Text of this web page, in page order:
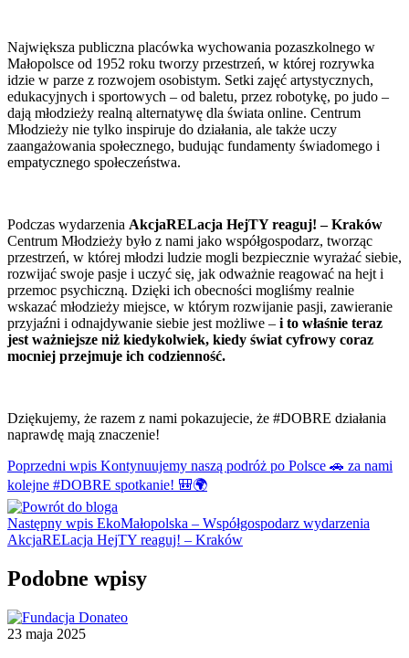
Największa publiczna placówka wychowania pozaszkolnego w
Małopolsce od 1952 roku tworzy przestrzeń, w której rozrywka
idzie w parze z rozwojem osobistym. Setki zajęć artystycznych,
edukacyjnych i sportowych – od baletu, przez robotykę, po judo –
dają młodzieży realną alternatywę dla świata online. Centrum
Młodzieży nie tylko inspiruje do działania, ale także uczy
zaangażowania społecznego, budując fundamenty świadomego i
empatycznego społeczeństwa.
Podczas wydarzenia AkcjaRELacja HejTY reaguj! – Kraków
Centrum Młodzieży było z nami jako współgospodarz, tworząc
przestrzeń, w której młodzi ludzie mogli bezpiecznie wyrażać siebie,
rozwijać swoje pasje i uczyć się, jak odważnie reagować na hejt i
przemoc psychiczną. Dzięki ich obecności mogliśmy realnie
wskazać młodzieży miejsce, w którym rozwijanie pasji, zawieranie
przyjaźni i odnajdywanie siebie jest możliwe – i to właśnie teraz
jest ważniejsze niż kiedykolwiek, kiedy świat cyfrowy coraz
mocniej przejmuje ich codzienność.
Dziękujemy, że razem z nami pokazujecie, że #DOBRE działania
naprawdę mają znaczenie!
Poprzedni wpis Kontynuujemy naszą podróż po Polsce 🚗 za nami
kolejne #DOBRE spotkanie! 🎒🌍
Następny wpis EkoMałopolska – Współgospodarz wydarzenia
AkcjaRELacja HejTY reaguj! – Kraków
Podobne wpisy
23 maja 2025